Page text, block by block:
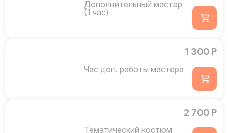
Дополнительный мастер
(1 час)
Час доп. работы мастера
1 300 Р
Тематический костюм
2 700 Р